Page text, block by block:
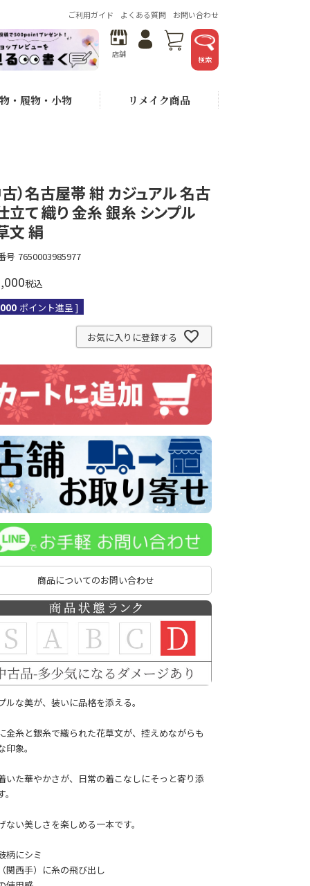
ご利用ガイド よくある質問 お問い合わせ
店舗
検索
・履物・小物 リメイク商品
古）名古屋帯 紺 カジュアル 名古
立て 織り 金糸 銀糸 シンプル
文 絹
号 7650003985977
税込
ポイント進呈 ]
お気に入りに登録する
商品についてのお問い合わせ
ルな美が、装いに品格を添える。
金糸と銀糸で織られた花草文が、控えめながらも
印象。
いた華やかさが、日常の着こなしにそっと寄り添
ない美しさを楽しめる一本です。
柄にシミ
関西手）に糸の飛び出し